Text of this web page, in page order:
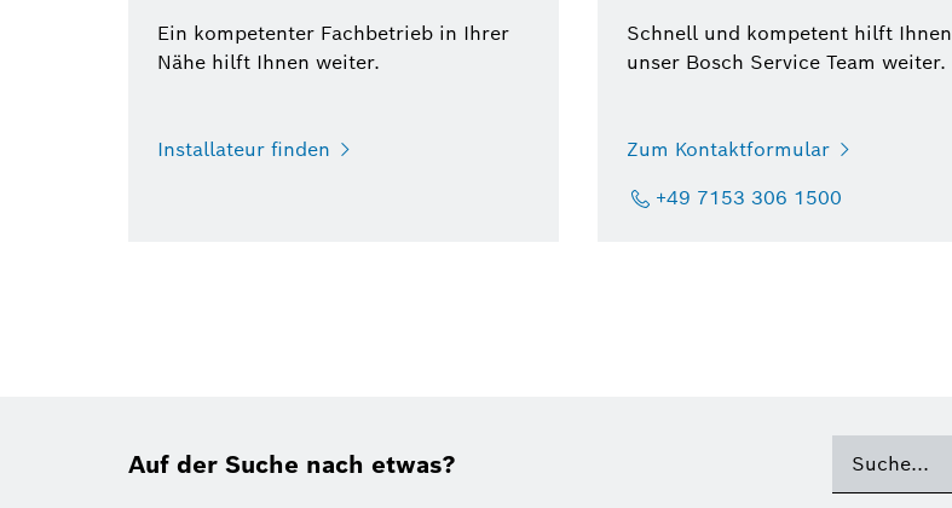
Ein kompetenter Fachbetrieb in Ihrer
Nähe hilft Ihnen weiter.
Installateur finden
Schnell und kompetent hilft Ihnen
unser Bosch Service Team weiter.
Zum Kontaktformular
+49 7153 306 1500
Auf der Suche nach etwas?